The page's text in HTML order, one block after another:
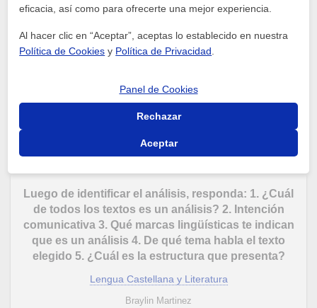
Escriba un relato corto, en el cual aparezcan las
siguientes palabras: Desempleado - inexperto -
impuntual - subdirector – ilegal – ex trabajador –
Canela
respuestas
Luego de identificar el análisis, responda: 1. ¿Cuál
de todos los textos es un análisis? 2. Intención
comunicativa 3. Qué marcas lingüísticas te indican
que es un análisis 4. De qué tema habla el texto
elegido 5. ¿Cuál es la estructura que presenta?
Lengua Castellana y Literatura
Braylin Martinez
eficacia, así como para ofrecerte una mejor experiencia.
Al hacer clic en “Aceptar”, aceptas lo establecido en nuestra
Política de Cookies y Política de Privacidad
Panel de Cookies
Rechazar
Aceptar